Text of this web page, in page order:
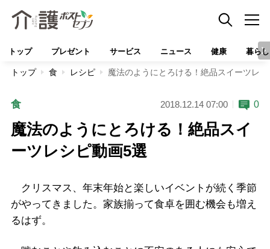
トップ プレゼント サービス ニュース 健康 暮らし
トップ 食 レシピ 魔法のようにとろける！絶品スイーツレ
食 2018.12.14 07:00 0
魔法のようにとろける！絶品スイ
ーツレシピ動画5選
クリスマス、年末年始と楽しいイベントが続く季節
がやってきました。家族揃って食卓を囲む機会も増え
るはず。